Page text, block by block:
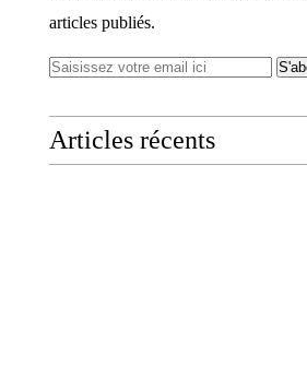
articles publiés.
Articles récents